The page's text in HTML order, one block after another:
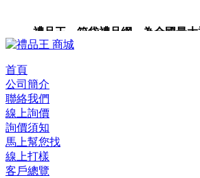
禮品王 箱袋禮品網 為全國最大
卡,企業禮品,禮品小物,高級禮品,禮
首頁
公司簡介
聯絡我們
線上詢價
詢價須知
馬上幫您找
線上打樣
客戶總覽